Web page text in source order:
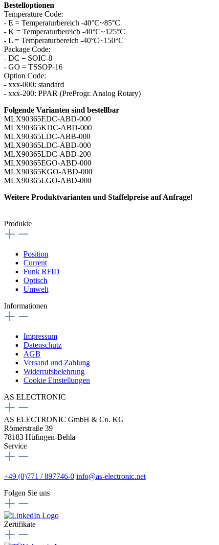
Bestelloptionen
Temperature Code:
- E = Temperaturbereich -40°C~85°C
- K = Temperaturbereich -40°C~125°C
- L = Temperaturbereich -40°C~150°C
Package Code:
- DC = SOIC-8
- GO = TSSOP-16
Option Code:
- xxx-000: standard
- xxx-200: PPAR (PreProgr. Analog Rotary)
Folgende Varianten sind bestellbar
MLX90365EDC-ABD-000
MLX90365KDC-ABD-000
MLX90365LDC-ABB-000
MLX90365LDC-ABD-000
MLX90365LDC-ABD-200
MLX90365EGO-ABD-000
MLX90365KGO-ABD-000
MLX90365LGO-ABD-000
Weitere Produktvarianten und Staffelpreise auf Anfrage!
Produkte
Position
Current
Funk RFID
Optisch
Umwelt
Informationen
Impressum
Datenschutz
AGB
Versand und Zahlung
Widerrufsbelehrung
Cookie Einstellungen
AS ELECTRONIC
AS ELECTRONIC GmbH & Co. KG
Römerstraße 39
78183 Hüfingen-Behla
Service
+49 (0)771 / 897746-0 info@as-electronic.net
Folgen Sie uns
Zertifikate